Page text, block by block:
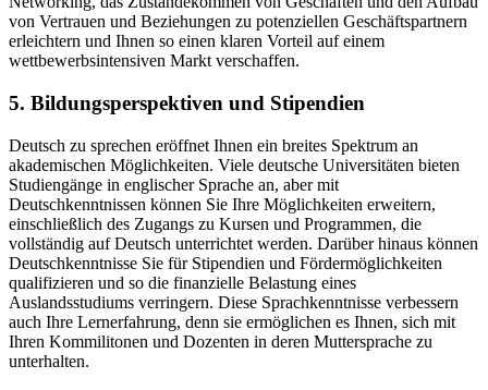
von Vertrauen und Beziehungen zu potenziellen Geschäftspartnern
erleichtern und Ihnen so einen klaren Vorteil auf einem
wettbewerbsintensiven Markt verschaffen.
5. Bildungsperspektiven und Stipendien
Deutsch zu sprechen eröffnet Ihnen ein breites Spektrum an
akademischen Möglichkeiten. Viele deutsche Universitäten bieten
Studiengänge in englischer Sprache an, aber mit
Deutschkenntnissen können Sie Ihre Möglichkeiten erweitern,
einschließlich des Zugangs zu Kursen und Programmen, die
vollständig auf Deutsch unterrichtet werden. Darüber hinaus können
Deutschkenntnisse Sie für Stipendien und Fördermöglichkeiten
qualifizieren und so die finanzielle Belastung eines
Auslandsstudiums verringern. Diese Sprachkenntnisse verbessern
auch Ihre Lernerfahrung, denn sie ermöglichen es Ihnen, sich mit
Ihren Kommilitonen und Dozenten in deren Muttersprache zu
unterhalten.